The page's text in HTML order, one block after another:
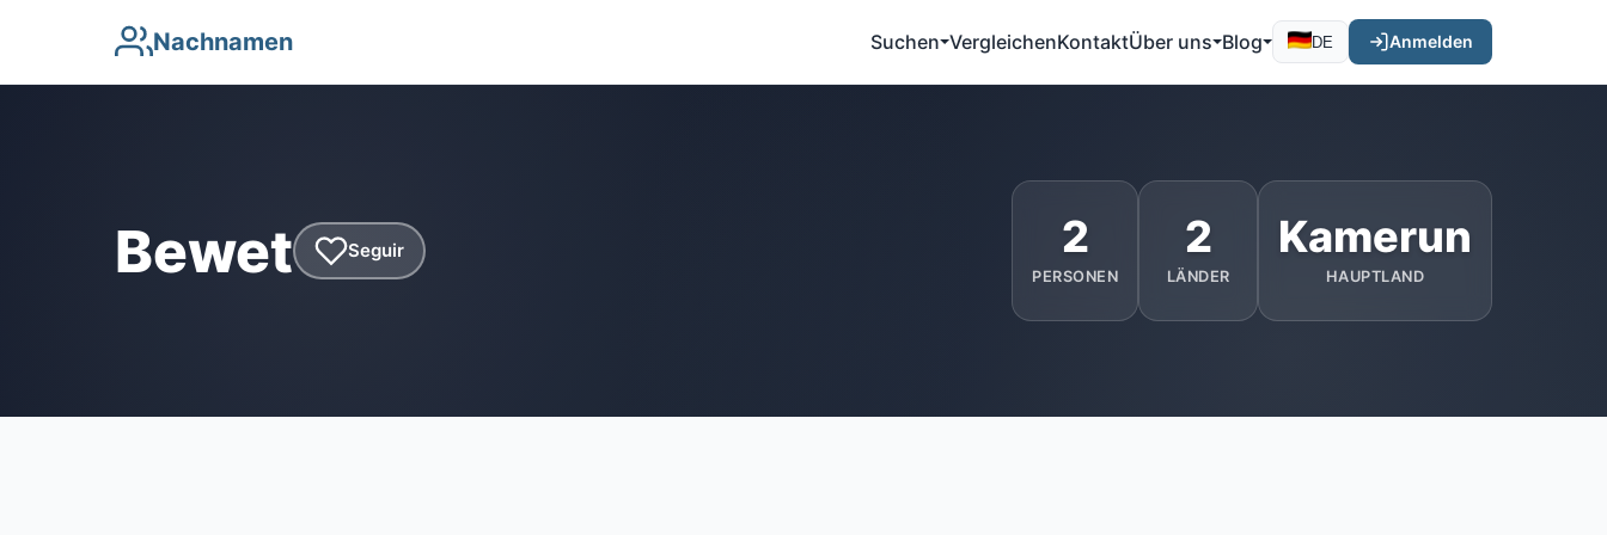
Nachnamen Suchen VergleichenKontaktÜber uns Blog DE Anmelden
Bewet Seguir 2
PERSONEN
2
LÄNDER
Kamerun
HAUPTLAND